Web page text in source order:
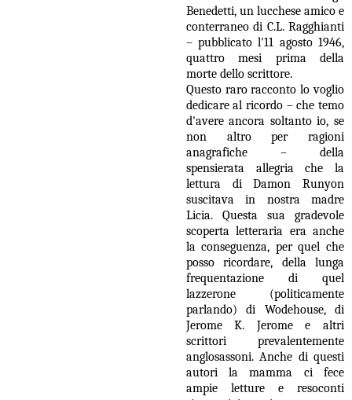
Benedetti, un lucchese amico e
conterraneo di C.L. Ragghianti
– pubblicato l'11 agosto 1946,
quattro mesi prima della
morte dello scrittore.
Questo raro racconto lo voglio
dedicare al ricordo – che temo
d'avere ancora soltanto io, se
non altro per ragioni
anagrafiche – della
spensierata allegria che la
lettura di Damon Runyon
suscitava in nostra madre
Licia. Questa sua gradevole
scoperta letteraria era anche
la conseguenza, per quel che
posso ricordare, della lunga
frequentazione di quel
lazzerone (politicamente
parlando) di Wodehouse, di
Jerome K. Jerome e altri
scrittori prevalentemente
anglosassoni. Anche di questi
autori la mamma ci fece
ampie letture e resoconti